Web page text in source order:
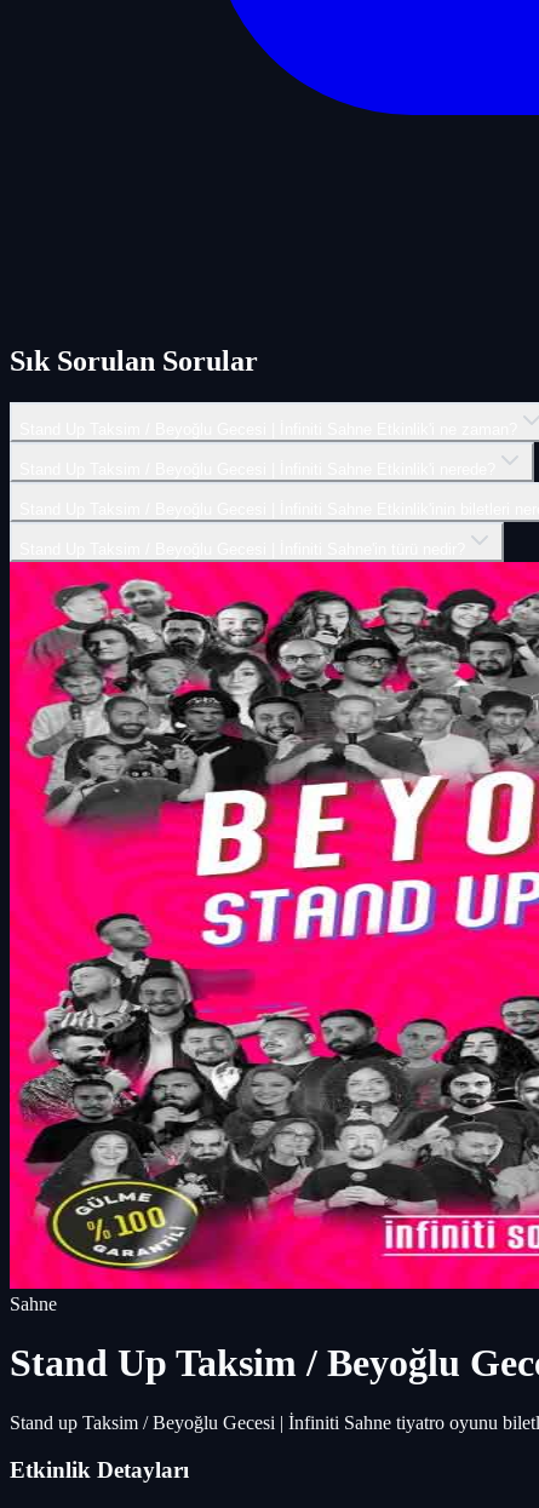
Sık Sorulan Sorular
Sahne
Stand Up Taksim / Beyoğlu
Stand up Taksim / Beyoğlu Gecesi | İnfiniti Sahne tiyatro oyunu
Etkinlik Detayları